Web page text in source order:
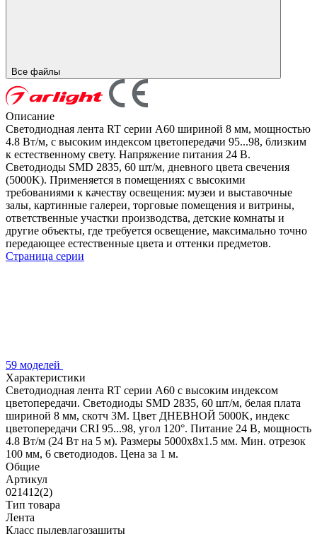
Все файлы
Описание
Светодиодная лента RT серии A60 шириной 8 мм, мощностью
4.8 Вт/м, с высоким индексом цветопередачи 95...98, близким
к естественному свету. Напряжение питания 24 В.
Светодиоды SMD 2835, 60 шт/м, дневного цвета свечения
(5000K). Применяется в помещениях с высокими
требованиями к качеству освещения: музеи и выставочные
залы, картинные галереи, торговые помещения и витрины,
ответственные участки производства, детские комнаты и
другие объекты, где требуется освещение, максимально точно
передающее естественные цвета и оттенки предметов.
Страница серии
59 моделей
Характеристики
Светодиодная лента RT серии A60 с высоким индексом
цветопередачи. Светодиоды SMD 2835, 60 шт/м, белая плата
шириной 8 мм, скотч 3М. Цвет ДНЕВНОЙ 5000K, индекс
цветопередачи CRI 95...98, угол 120°. Питание 24 В, мощность
4.8 Вт/м (24 Вт на 5 м). Размеры 5000х8х1.5 мм. Мин. отрезок
100 мм, 6 светодиодов. Цена за 1 м.
Общие
Артикул
021412(2)
Тип товара
Лента
Класс пылевлагозащиты